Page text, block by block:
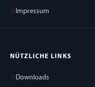
Impressum
NÜTZLICHE LINKS
Downloads